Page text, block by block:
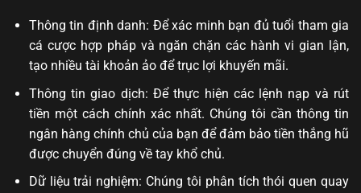
Thông tin định danh: Để xác minh bạn đủ tuổi tham gia
cá cược hợp pháp và ngăn chặn các hành vi gian lận,
tạo nhiều tài khoản ảo để trục lợi khuyến mãi.
Thông tin giao dịch: Để thực hiện các lệnh nạp và rút
tiền một cách chính xác nhất. Chúng tôi cần thông tin
ngân hàng chính chủ của bạn để đảm bảo tiền thắng hũ
được chuyển đúng về tay khổ chủ.
Dữ liệu trải nghiệm: Chúng tôi phân tích thói quen quay